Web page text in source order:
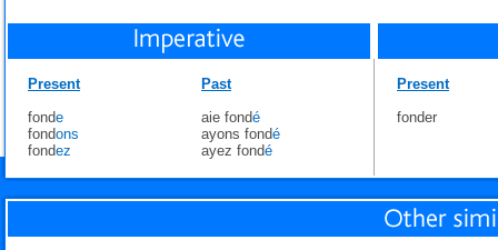
Present
fonde
fondons
fondez
Past
aie fondé
ayons fondé
ayez fondé
Present
fonder